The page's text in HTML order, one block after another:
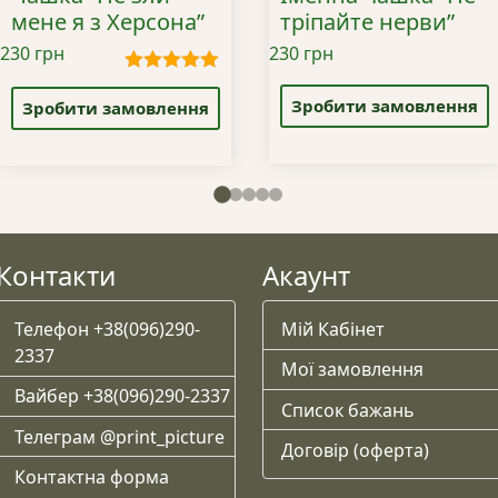
мене я з Херсона”
Оцінено в
5.00з 5
230 грн
Зробити замовлення
Цей
товар
має
можна
вибрати
на
сторінці
товару
тріпайте нерви”
230 грн
Зробити замовлення
Цей
товар
має
варіантів.
можна
вибрати
на
сторінці
товару
Телефон +38(096)290-
2337
Вайбер +38(096)290-2337
Телеграм @print_picture
Контактна форма
Акаунт
Мій Кабінет
Мої замовлення
Список бажань
Договір (оферта)